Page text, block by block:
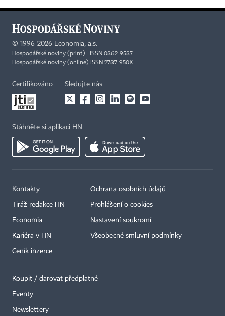
© 1996-2026 Economia, a.s.
Hospodářské noviny (print) ISSN 0862-9587
Hospodářské noviny (online) ISSN 2787-950X
Certifikováno Sledujte nás
Stáhněte si aplikaci HN
Kontakty
Tiráž redakce HN
Economia
Kariéra v HN
Ceník inzerce
Ochrana osobních údajů
Prohlášení o cookies
Nastavení soukromí
Všeobecné smluvní podmínky
Koupit / darovat předplatné
Eventy
Newslettery